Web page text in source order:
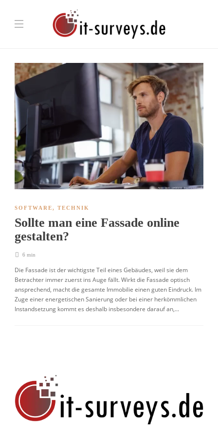
SOFTWARE, TECHNIK
Sollte man eine Fassade online
gestalten?
6 min
Die Fassade ist der wichtigste Teil eines Gebäudes, weil sie dem
Betrachter immer zuerst ins Auge fällt. Wirkt die Fassade optisch
ansprechend, macht die gesamte Immobilie einen guten Eindruck. Im
Zuge einer energetischen Sanierung oder bei einer herkömmlichen
Instandsetzung kommt es deshalb insbesondere darauf an,...